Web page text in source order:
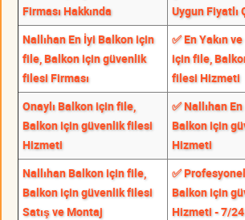
Firması Hakkında
Uygun Fiyatlı
Nallıhan En İyi Balkon için
file, Balkon için güvenlik
filesi Firması
✅ En Yakın
için file,
filesi Hizmeti
Onaylı Balkon için file,
Balkon için güvenlik filesi
Hizmeti
✅ Nallıhan
Balkon için
Hizmeti
Nallıhan Balkon için file,
Balkon için güvenlik filesi
Satış ve Montaj
✅
Balkon için
Hizmeti - 7/